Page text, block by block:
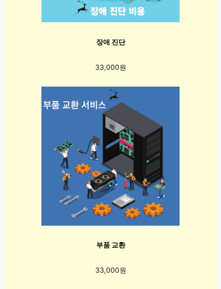
장애 진단
33,000원
부품 교환
33,000원